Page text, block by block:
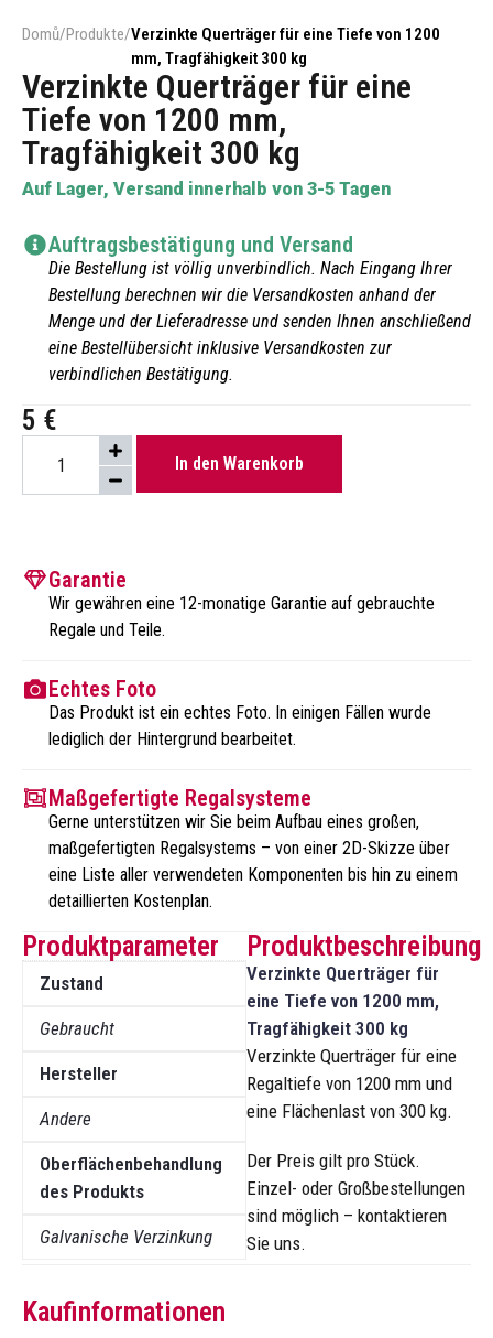
Domů/Produkte/Verzinkte Querträger für eine Tiefe von 1200
mm, Tragfähigkeit 300 kg
Verzinkte Querträger für eine
Tiefe von 1200 mm,
Tragfähigkeit 300 kg
Auf Lager, Versand innerhalb von 3-5 Tagen
Auftragsbestätigung und Versand
Die Bestellung ist völlig unverbindlich. Nach Eingang Ihrer
Bestellung berechnen wir die Versandkosten anhand der
Menge und der Lieferadresse und senden Ihnen anschließend
eine Bestellübersicht inklusive Versandkosten zur
verbindlichen Bestätigung.
5 €
In den Warenkorb
Garantie
Wir gewähren eine 12-monatige Garantie auf gebrauchte
Regale und Teile.
Echtes Foto
Das Produkt ist ein echtes Foto. In einigen Fällen wurde
lediglich der Hintergrund bearbeitet.
Maßgefertigte Regalsysteme
Gerne unterstützen wir Sie beim Aufbau eines großen,
maßgefertigten Regalsystems – von einer 2D-Skizze über
eine Liste aller verwendeten Komponenten bis hin zu einem
detaillierten Kostenplan.
Produktparameter
Zustand
Gebraucht
Hersteller
Andere
Oberflächenbehandlung
des Produkts
Galvanische Verzinkung
Produktbeschreibung
Verzinkte Querträger für
eine Tiefe von 1200 mm,
Tragfähigkeit 300 kg
Verzinkte Querträger für eine
Regaltiefe von 1200 mm und
eine Flächenlast von 300 kg.
Der Preis gilt pro Stück.
Einzel- oder Großbestellungen
sind möglich – kontaktieren
Sie uns.
Kaufinformationen